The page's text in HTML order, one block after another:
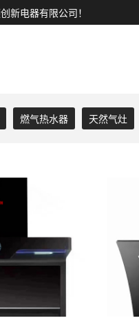
新电器有限公司！
燃气热水器 天然气灶